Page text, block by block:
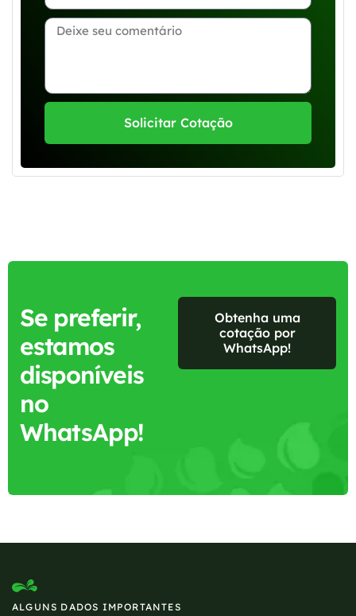
Solicitar Cotação
Se preferir,
estamos
disponíveis
no
WhatsApp!
Obtenha uma
cotação por
WhatsApp!
ALGUNS DADOS IMPORTANTES